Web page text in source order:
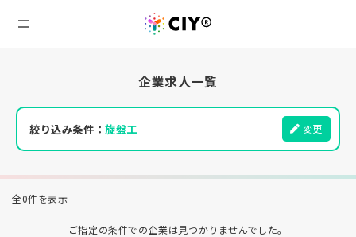
企業求人一覧
絞り込み条件：旋盤工 変更
全0件を表示
ご指定の条件での企業は見つかりませんでした。